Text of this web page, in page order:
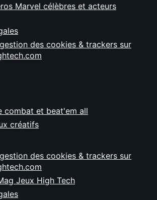
Marvel célèbres et acteurs
des cookies & trackers sur
combat et beat'em all
créatifs
des cookies & trackers sur
Jeux High Tech